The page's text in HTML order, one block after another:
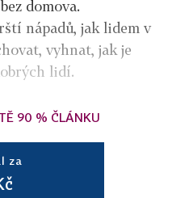
domova.
nápadů, jak lidem v
vyhnat, jak je
lidí.
90 % ČLÁNKU
za